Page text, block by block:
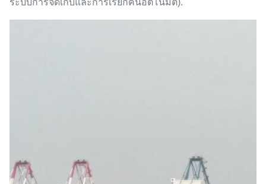
ระบบการจัดเก็บและการเรียกคืนอัตโนมัติ).